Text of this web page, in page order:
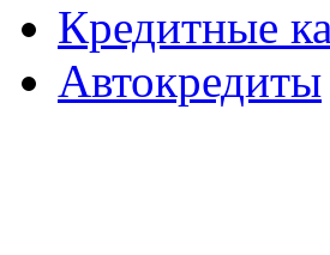
Кредитные
Автокредиты